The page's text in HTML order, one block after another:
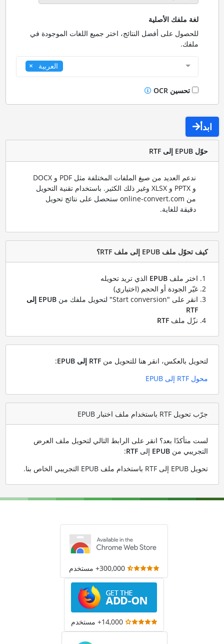
لغة ملفك الأصلية
للحصول على أفضل النتائج، اختر جميع اللغات الموجودة في
ملفك.
العربية
تحسين OCR
ابدأ
حوّل EPUB إلى RTF
ندعم العديد من صيغ الملفات المختلفة مثل PDF و DOCX
و PPTX و XLSX وغير ذلك الكثير. باستخدام تقنية التحويل
من online-convert.com ستحصل على نتائج تحويل
دقيقة للغاية.
كيف تحوّل ملف EPUB إلى ملف RTF؟
اختر ملف EPUBالذي تريد تحويله
غيّر الجودة أو الحجم (اختياري)
انقر على "Start conversion" لتحويل ملفك من
EPUB إلى
RTF
نزّل ملف RTF
لتحويل بالعكس، انقر هنا للتحويل من RTF إلى EPUB
:
محول RTF إلى EPUB
جرّب تحويل RTF باستخدام ملف اختبار EPUB
لست متأكدًا بعد؟ انقر على الرابط التالي لتحويل ملف العرض
التجريبي من EPUBإلى RTF
:
تحويل EPUB إلى RTF باستخدام ملف EPUB التجريبي الخاص بنا
.
300,000+ مستخدم
14,000+ مستخدم